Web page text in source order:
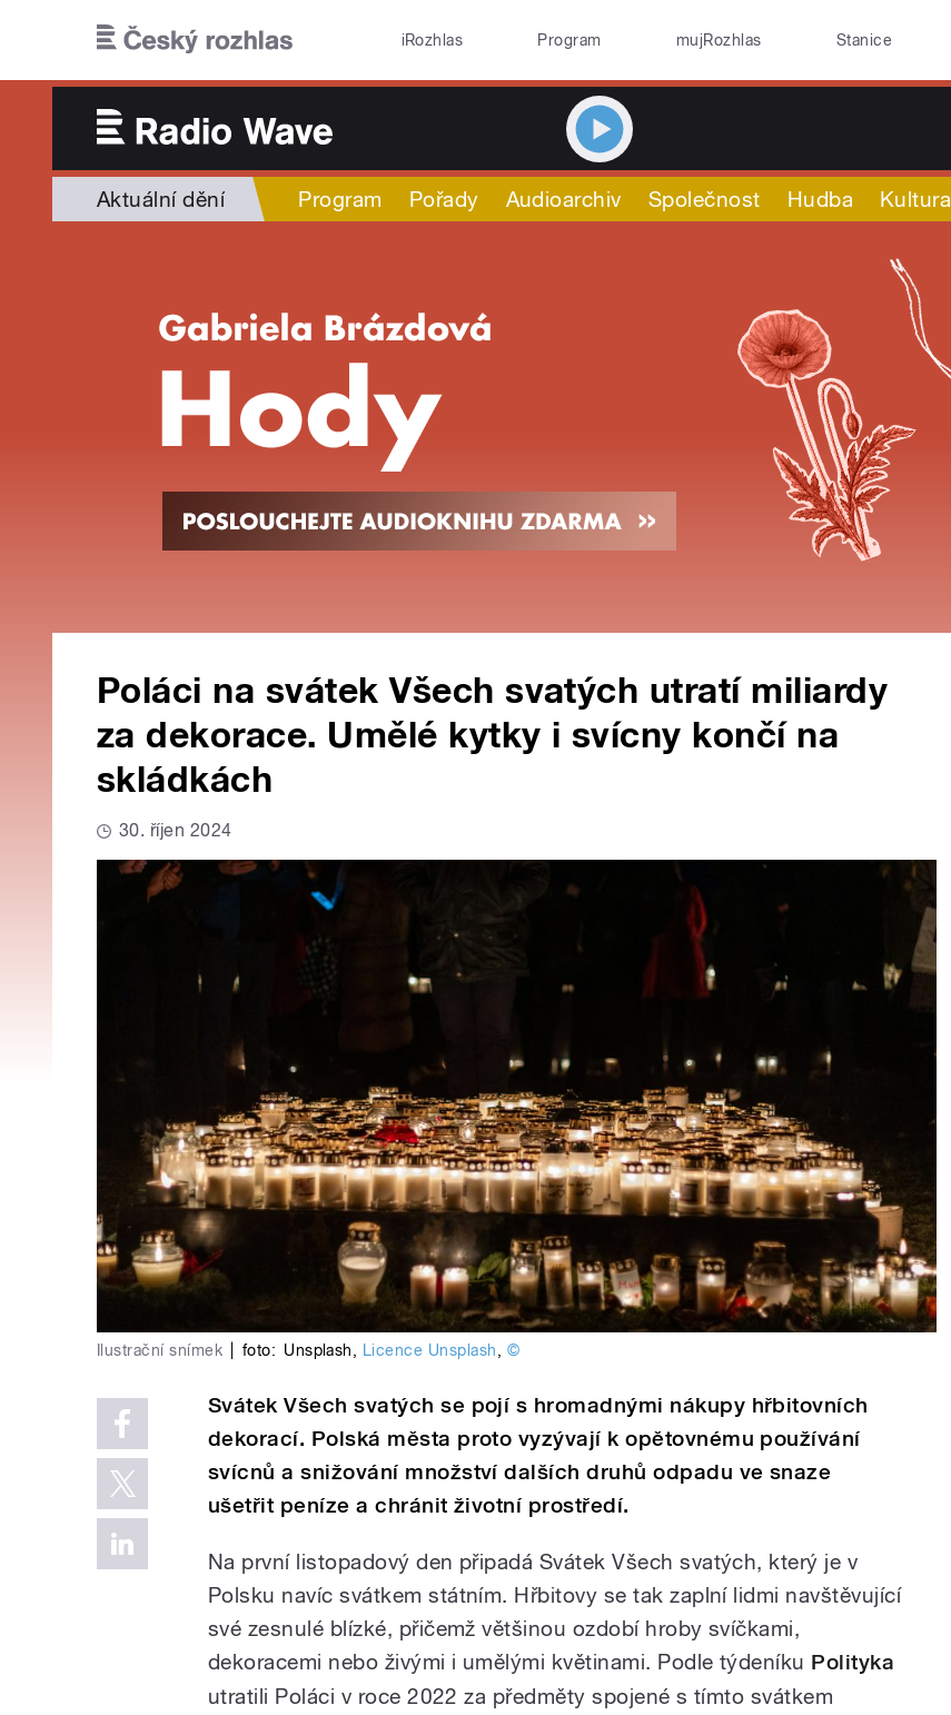
iRozhlas Program mujRozhlas Stanice
Aktuální dění Program Pořady Audioarchiv Společnost Hudba Kultura
Poláci na svátek Všech svatých utratí miliardy
za dekorace. Umělé kytky i svícny končí na
skládkách
30. říjen 2024
Ilustrační snímek foto: Unsplash, Licence Unsplash, ©
Svátek Všech svatých se pojí s hromadnými nákupy hřbitovních
dekorací. Polská města proto vyzývají k opětovnému používání
svícnů a snižování množství dalších druhů odpadu ve snaze
ušetřit peníze a chránit životní prostředí.
Na první listopadový den připadá Svátek Všech svatých, který je v
Polsku navíc svátkem státním. Hřbitovy se tak zaplní lidmi navštěvující
své zesnulé blízké, přičemž většinou ozdobí hroby svíčkami,
dekoracemi nebo živými i umělými květinami. Podle týdeníku Polityka
utratili Poláci v roce 2022 za předměty spojené s tímto svátkem